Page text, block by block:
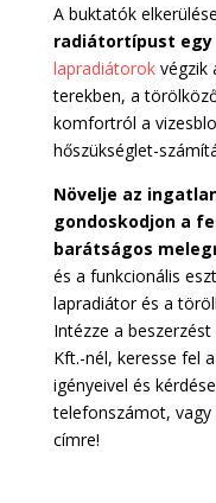
A buktatók
radiátortípust
lapradiátorokvégzik
terekben, a
komfortról a
hőszükséglet-
Növelje az
gondoskodjon a
barátságos
és a funkcionális
lapradiátor és a
Intézze a
Kft.-nél, keresse fel a
igényeivel és
telefonszámot, vagy
címre!